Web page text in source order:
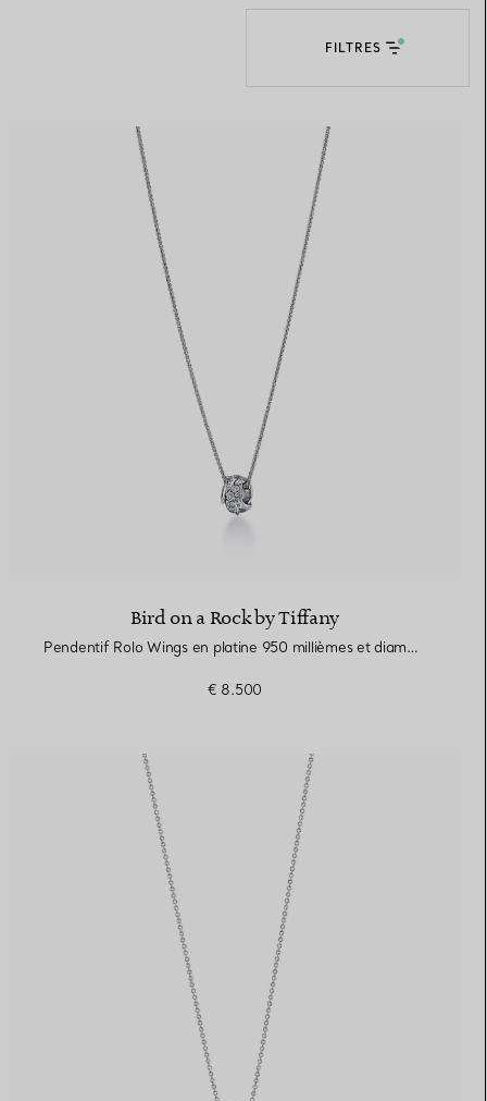
FILTRES
Bird on a Rock by Tiffany
Pendentif Rolo Wings en platine 950 millièmes et diamants
€ 8.500